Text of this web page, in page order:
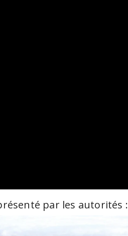
par les autorités :